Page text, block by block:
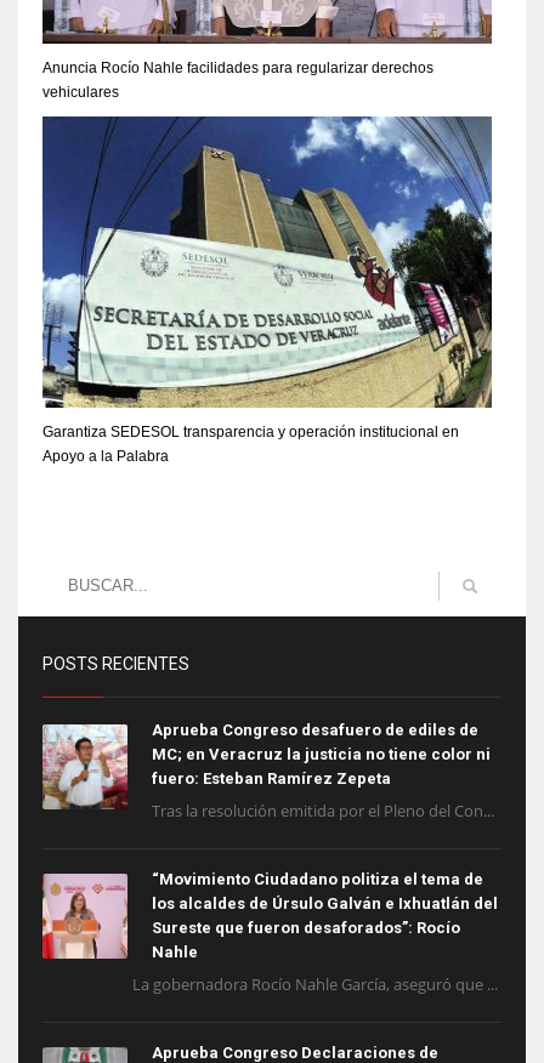
Anuncia Rocío Nahle facilidades para regularizar derechos
vehiculares
Garantiza SEDESOL transparencia y operación institucional en
Apoyo a la Palabra
POSTS RECIENTES
Aprueba Congreso desafuero de ediles de
MC; en Veracruz la justicia no tiene color ni
fuero: Esteban Ramírez Zepeta
Tras la resolución emitida por el Pleno del Con...
“Movimiento Ciudadano politiza el tema de
los alcaldes de Úrsulo Galván e Ixhuatlán del
Sureste que fueron desaforados”: Rocío
Nahle
La gobernadora Rocío Nahle García, aseguró que ...
Aprueba Congreso Declaraciones de